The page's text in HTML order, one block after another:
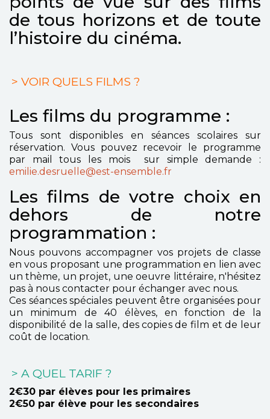
de tous horizons et de toute
l’histoire du cinéma.
> VOIR QUELS FILMS ?
Les films du programme :
Tous sont disponibles en séances scolaires sur
réservation. Vous pouvez recevoir le programme
par mail tous les mois sur simple demande :
emilie.desruelle@est-ensemble.fr
Les films de votre choix en
dehors de notre
programmation :
Nous pouvons accompagner vos projets de classe
en vous proposant une programmation en lien avec
un thème, un projet, une oeuvre littéraire, n'hésitez
pas à nous contacter pour échanger avec nous.
Ces séances spéciales peuvent être organisées pour
un minimum de 40 élèves, en fonction de la
disponibilité de la salle, des copies de film et de leur
coût de location.
> A QUEL TARIF ?
2€30 par élèves pour les primaires
2€50 par élève pour les secondaires